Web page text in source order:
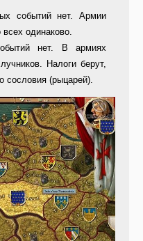
событий нет. Армии
одинаково.
нет. В армиях
Налоги берут,
сосло­вия (рыцарей).